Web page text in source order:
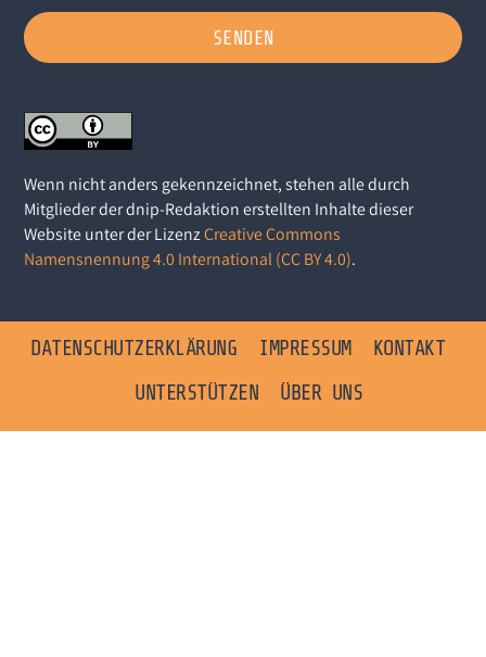
SENDEN
Wenn nicht anders gekennzeichnet, stehen alle durch
Mitglieder der dnip-Redaktion erstellten Inhalte dieser
Website unter der LizenzCreative Commons
Namensnennung 4.0 International (CC BY 4.0).
DATENSCHUTZERKLÄRUNG IMPRESSUM
KONTAKT
UNTERSTÜTZEN
ÜBER UNS